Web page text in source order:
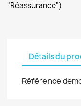
"Réassurance")
Détails du
Référence